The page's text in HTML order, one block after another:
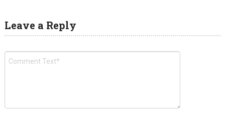
Leave a Reply